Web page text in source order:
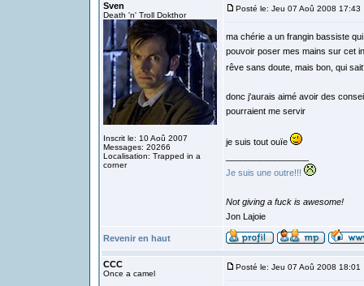
Sven
Death 'n' Troll Dokthor
Inscrit le: 10 Aoû 2007
Messages: 20266
Localisation: Trapped in a
corner
Posté le: Jeu 07 Aoû 2008 17:43
ma chérie a un frangin bassiste
pouvoir poser mes mains sur cet
rêve sans doute, mais bon, qui
donc j'aurais aimé avoir des
pourraient me servir
je suis tout ouïe
Je suis une outre!!!
Not giving a fuck is awesome!
Jon Lajoie
Revenir en haut
CCC
Once a camel
Posté le: Jeu 07 Aoû 2008 18:01